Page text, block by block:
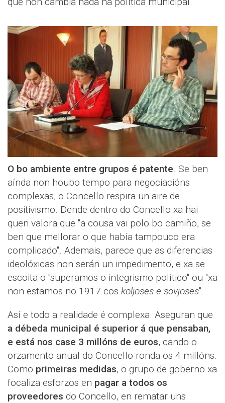
O bo ambiente entre grupos é patente. Se ben
aínda non houbo tempo para negociacións
complexas, o Concello respira un aire de
positivismo. Dende dentro do Concello xa hai
quen valora que "a cousa vai polo bo camiño, se
ben que mellorar o que había tampouco era
complicado". Ademais, parece que as diferencias
ideolóxicas non serán un impedimento, e xa se
escoita o "superamos o integrismo político" ou "xa
non estamos no 1917 cos koljoses e sovjoses".
Así e todo a realidade é complexa. Aseguran que
a débeda municipal é superior á que pensaban,
e está nos case 3 millóns de euros, cando o
orzamento anual do Concello ronda os 4 millóns.
Como primeiras medidas, o grupo de goberno xa
focaliza esforzos en pagar a todos os
proveedores do Concello, en rematar uns